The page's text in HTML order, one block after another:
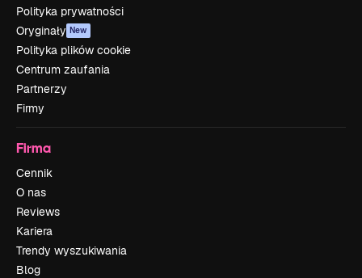
Polityka prywatności
Oryginały New
Polityka plików cookie
Centrum zaufania
Partnerzy
Firmy
Firma
Cennik
O nas
Reviews
Kariera
Trendy wyszukiwania
Blog